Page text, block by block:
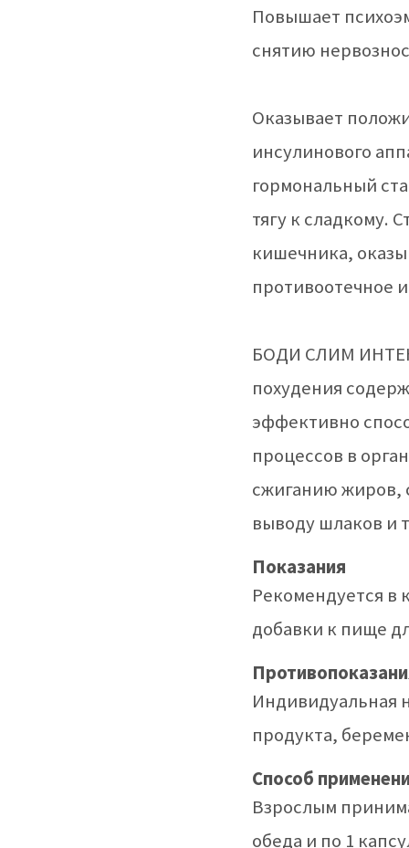
Повышает
снятию
Оказывает
инсулинового
гормональный
тягу к сладкому.
кишечника,
противоотечное
БОДИ СЛИМ
похудения
эффективно
процессов в
сжиганию жиров,
выводу шлаков и
Показания
Рекомендуется в
добавки к пище
Индивидуальная
продукта,
Способ
Взрослым
обеда и по 1